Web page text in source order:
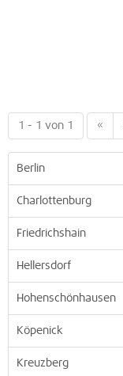
1 - 1 von 1 «
Berlin
Charlottenburg
Friedrichshain
Hellersdorf
Hohenschönhausen
Köpenick
Kreuzberg